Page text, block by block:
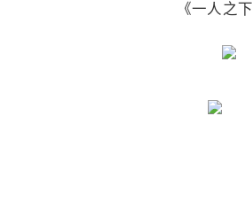
《一人之下